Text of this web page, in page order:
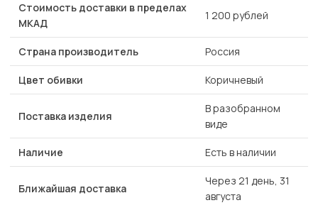
Стоимость доставки в пределах
МКАД
1 200 рублей
Страна производитель Россия
Цвет обивки Коричневый
Поставка изделия
В разобранном
виде
Наличие Есть в наличии
Ближайшая доставка
Через 21 день, 31
августа